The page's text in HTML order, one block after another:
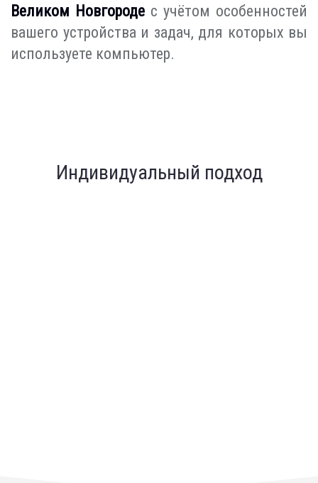
Великом Новгороде с учётом особенностей
вашего устройства и задач, для которых вы
используете компьютер.